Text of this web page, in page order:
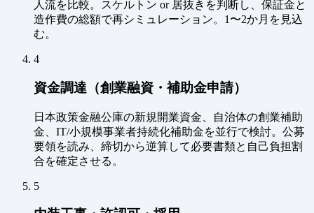
人流を比較。スケルトン or 居抜きを判断し、保証金と
造作費の総額で再シミュレーション。1〜2か月を見込
む。
4
資金調達（創業融資・補助金申請）
日本政策金融公庫の新規開業資金、自治体の創業補助
金、IT/小規模事業者持続化補助金を並行で検討。公募
要領を読み、締切から逆算して必要書類と自己負担割
合を確定させる。
5